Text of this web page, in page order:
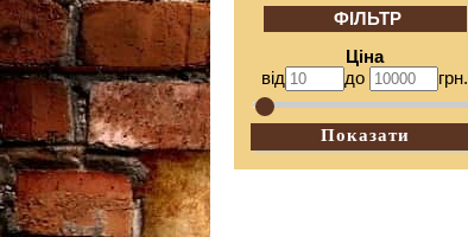
ФІЛЬТР
Ціна
від
до грн.
Показати